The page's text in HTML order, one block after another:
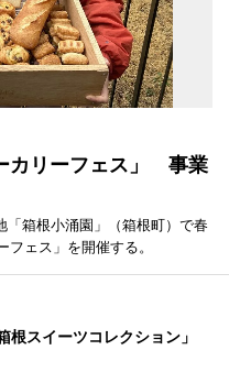
カリーフェス」 事業
箱根小涌園」（箱根町）で春
ェス」を開催する。
根スイーツコレクション」